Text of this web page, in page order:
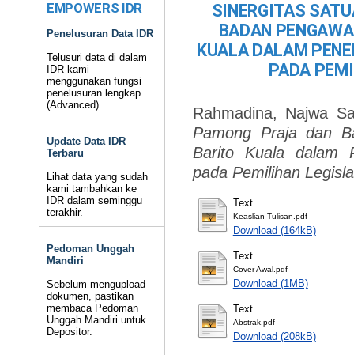
EMPOWERS IDR
Penelusuran Data IDR
Telusuri data di dalam
IDR kami
menggunakan fungsi
penelusuran lengkap
(Advanced).
Update Data IDR
Terbaru
Lihat data yang sudah
kami tambahkan ke
IDR dalam seminggu
terakhir.
Pedoman Unggah
Mandiri
Sebelum mengupload
dokumen, pastikan
membaca Pedoman
Unggah Mandiri untuk
Depositor.
SINERGITAS
BADAN
KUALA DALAM
PADA
Rahmadina, Najwa
Pamong Praja dan
Barito Kuala dalam
pada Pemilihan
Text
Keaslian Tulisan.pdf
Download (164kB)
Text
Cover Awal.pdf
Download (1MB)
Text
Abstrak.pdf
Download (208kB)